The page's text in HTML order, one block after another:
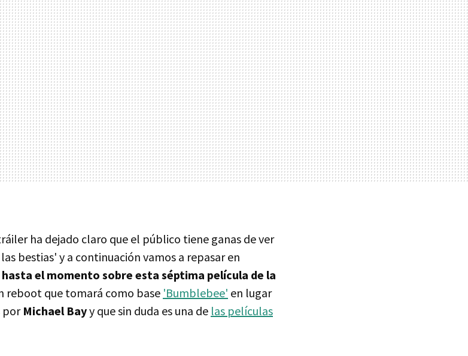
ha dejado claro que el público tiene ganas de ver
bestias' y a continuación vamos a repasar en
el momento sobre esta séptima película de la
reboot que tomará como base 'Bumblebee' en lugar
porMichael Bayy que sin duda es una de las películas